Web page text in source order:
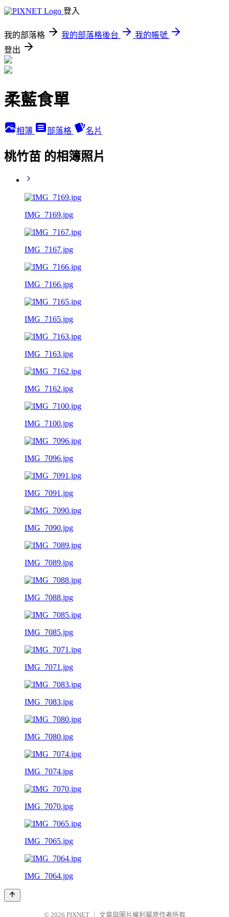
登入
我的部落格 我的部落格後台
我的帳號
登出
柔藍食單
相簿 部落格 名片
桃竹苗 的相簿照片
IMG_7169.jpg
IMG_7167.jpg
IMG_7166.jpg
IMG_7165.jpg
IMG_7163.jpg
IMG_7162.jpg
IMG_7100.jpg
IMG_7096.jpg
IMG_7091.jpg
IMG_7090.jpg
IMG_7089.jpg
IMG_7088.jpg
IMG_7085.jpg
IMG_7071.jpg
IMG_7083.jpg
IMG_7080.jpg
IMG_7074.jpg
IMG_7070.jpg
IMG_7065.jpg
IMG_7064.jpg
© 2026 PIXNET 文章與圖片權利屬原作者所有